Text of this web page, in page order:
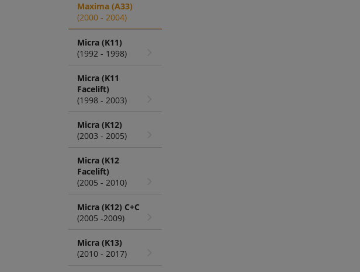
Maxima (A33)
(2000 - 2004)
Micra (K11)
(1992 - 1998)
Micra (K11
Facelift)
(1998 - 2003)
Micra (K12)
(2003 - 2005)
Micra (K12
Facelift)
(2005 - 2010)
Micra (K12) C+C
(2005 -2009)
Micra (K13)
(2010 - 2017)